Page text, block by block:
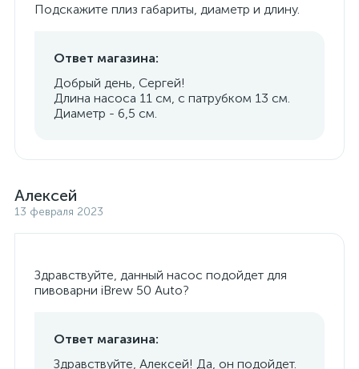
Подскажите плиз габариты, диаметр и длину.
Ответ магазина:
Добрый день, Сергей!
Длина насоса 11 см, с патрубком 13 см.
Диаметр - 6,5 см.
Алексей
13 февраля 2023
Здравствуйте, данный насос подойдет для
пивоварни iBrew 50 Auto?
Ответ магазина:
Здравствуйте, Алексей! Да, он подойдет.